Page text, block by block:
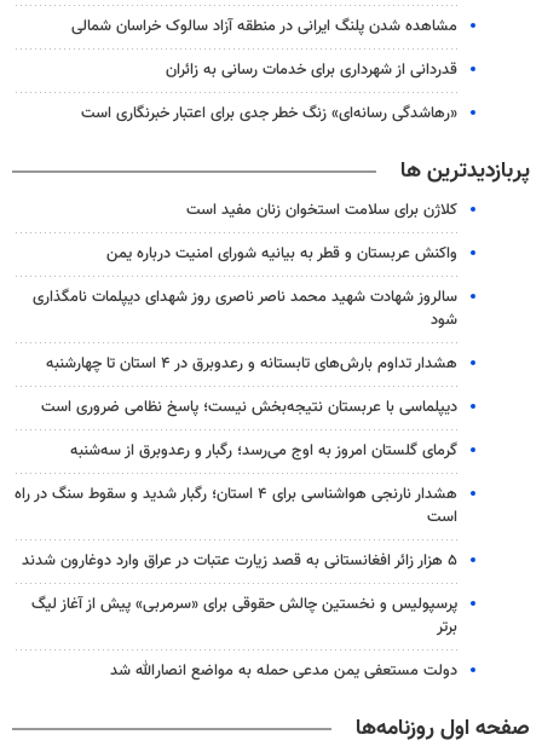
مشاهده شدن پلنگ ایرانی در منطقه آزاد سالوک خراسان شمالی
قدردانی از شهرداری برای خدمات رسانی به زائران
«رهاشدگی رسانه‌ای» زنگ خطر جدی برای اعتبار خبرنگاری است
پربازدیدترین ها
کلاژن برای سلامت استخوان زنان مفید است
واکنش عربستان و قطر به بیانیه شورای امنیت درباره یمن
سالروز شهادت شهید محمد ناصر ناصری روز شهدای دیپلمات نامگذاری
شود
هشدار تداوم بارش‌های تابستانه و رعدوبرق در ۴ استان تا چهارشنبه
دیپلماسی با عربستان نتیجه‌بخش نیست؛ پاسخ نظامی ضروری است
گرمای گلستان امروز به اوج می‌رسد؛ رگبار و رعدوبرق از سه‌شنبه
هشدار نارنجی هواشناسی برای ۴ استان؛ رگبار شدید و سقوط سنگ در راه
است
۵ هزار زائر افغانستانی به قصد زیارت عتبات در عراق وارد دوغارون شدند
پرسپولیس و نخستین چالش حقوقی برای «سرمربی» پیش از آغاز لیگ
برتر
دولت مستعفی یمن مدعی حمله به مواضع انصارالله شد
صفحه اول روزنامه‌ها